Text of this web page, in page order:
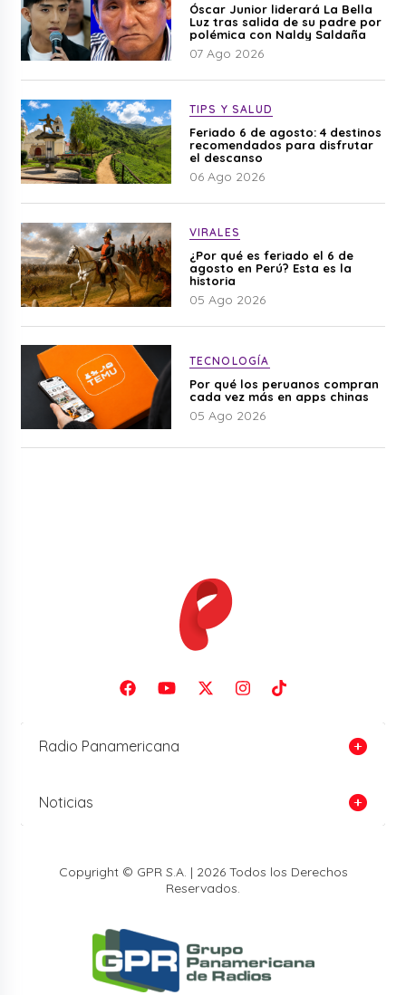
Óscar Junior liderará La Bella
Luz tras salida de su padre por
polémica con Naldy Saldaña
07 Ago 2026
TIPS Y SALUD
Feriado 6 de agosto: 4 destinos
recomendados para disfrutar
el descanso
06 Ago 2026
VIRALES
¿Por qué es feriado el 6 de
agosto en Perú? Esta es la
historia
05 Ago 2026
TECNOLOGÍA
Por qué los peruanos compran
cada vez más en apps chinas
05 Ago 2026
Radio Panamericana
Noticias
Copyright © GPR S.A. | 2026 Todos los Derechos
Reservados.